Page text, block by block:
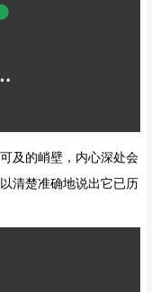
及的峭壁，内心深处会
清楚准确地说出它已历